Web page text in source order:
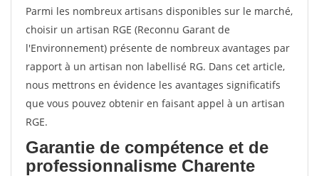
Parmi les nombreux artisans disponibles sur le marché,
choisir un artisan RGE (Reconnu Garant de
l'Environnement) présente de nombreux avantages par
rapport à un artisan non labellisé RG. Dans cet article,
nous mettrons en évidence les avantages significatifs
que vous pouvez obtenir en faisant appel à un artisan
RGE.
Garantie de compétence et de
professionnalisme Charente